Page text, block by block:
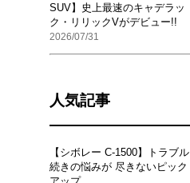
SUV】史上最速のキャデラッ
ク・リリックVがデビュー!!
2026/07/31
人気記事
【シボレー C-1500】トラブル
続きの悩みが 尽きないピック